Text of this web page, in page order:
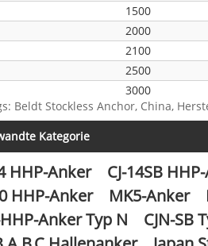
1500
2000
2100
2500
3000
3500
4500
5000
6000
7000
Beldt Stockless Anchor, China,
Kategorie
HHP-Anker CJ-14SB
HHP-Anker
MK5-Anker
Anker Typ N
CJN-SB